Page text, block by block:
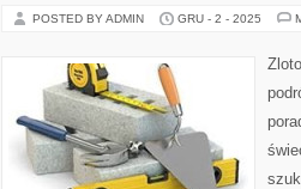
POSTED BY ADMIN GRU - 2 - 2025